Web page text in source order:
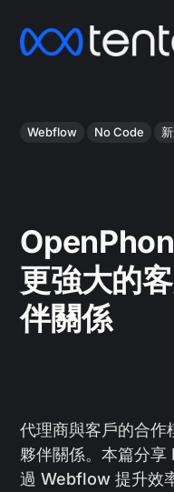
Webflow No Code
更強大的
伴關係
代理商與客戶的合作
夥伴關係。本篇分
過 Webflow 提升效